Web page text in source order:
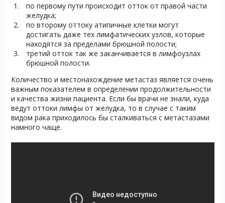
по первому пути происходит отток от правой части
желудка;
по второму оттоку атипичные клетки могут
достигать даже тех лимфатических узлов, которые
находятся за пределами брюшной полости;
третий отток так же заканчивается в лимфоузлах
брюшной полости.
Количество и местонахождение метастаз является очень
важным показателем в определении продолжительности
и качества жизни пациента. Если бы врачи не знали, куда
ведут оттоки лимфы от желудка, то в случае с таким
видом рака приходилось бы сталкиваться с метастазами
намного чаще.